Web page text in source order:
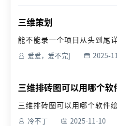
三维策划
能不能录一个项目从头到尾
爱爱，爱不完] 2025-
三维排砖图可以用哪个软
三维排砖图可以用哪个软件
冷不丁 2025-11-10